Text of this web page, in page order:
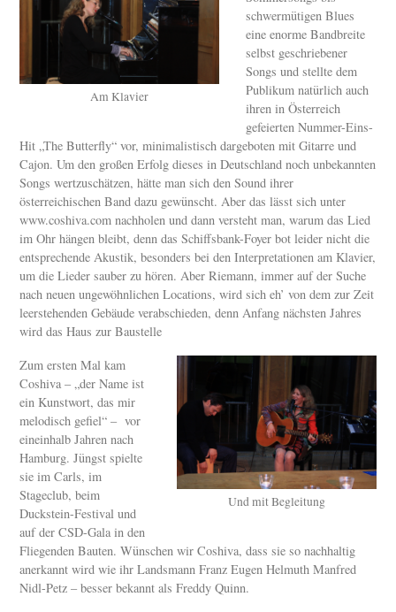
Am Klavier
schwermütigen Blues
eine enorme Bandbreite
selbst geschriebener
Songs und stellte dem
Publikum natürlich auch
ihren in Österreich
gefeierten Nummer-Eins-
Hit „The Butterfly“ vor, minimalistisch dargeboten mit Gitarre und
Cajon. Um den großen Erfolg dieses in Deutschland noch unbekannten
Songs wertzuschätzen, hätte man sich den Sound ihrer
österreichischen Band dazu gewünscht. Aber das lässt sich unter
www.coshiva.com nachholen und dann versteht man, warum das Lied
im Ohr hängen bleibt, denn das Schiffsbank-Foyer bot leider nicht die
entsprechende Akustik, besonders bei den Interpretationen am Klavier,
um die Lieder sauber zu hören. Aber Riemann, immer auf der Suche
nach neuen ungewöhnlichen Locations, wird sich eh’ von dem zur Zeit
leerstehenden Gebäude verabschieden, denn Anfang nächsten Jahres
wird das Haus zur Baustelle
Und mit Begleitung
Zum ersten Mal kam
Coshiva – „der Name ist
ein Kunstwort, das mir
melodisch gefiel“ – vor
eineinhalb Jahren nach
Hamburg. Jüngst spielte
sie im Carls, im
Stageclub, beim
Duckstein-Festival und
auf der CSD-Gala in den
Fliegenden Bauten. Wünschen wir Coshiva, dass sie so nachhaltig
anerkannt wird wie ihr Landsmann Franz Eugen Helmuth Manfred
Nidl-Petz – besser bekannt als Freddy Quinn.